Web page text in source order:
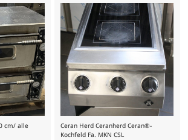
cm/ alle
Ceran Herd Ceranherd Ceran®-
Kochfeld Fa. MKN CSL